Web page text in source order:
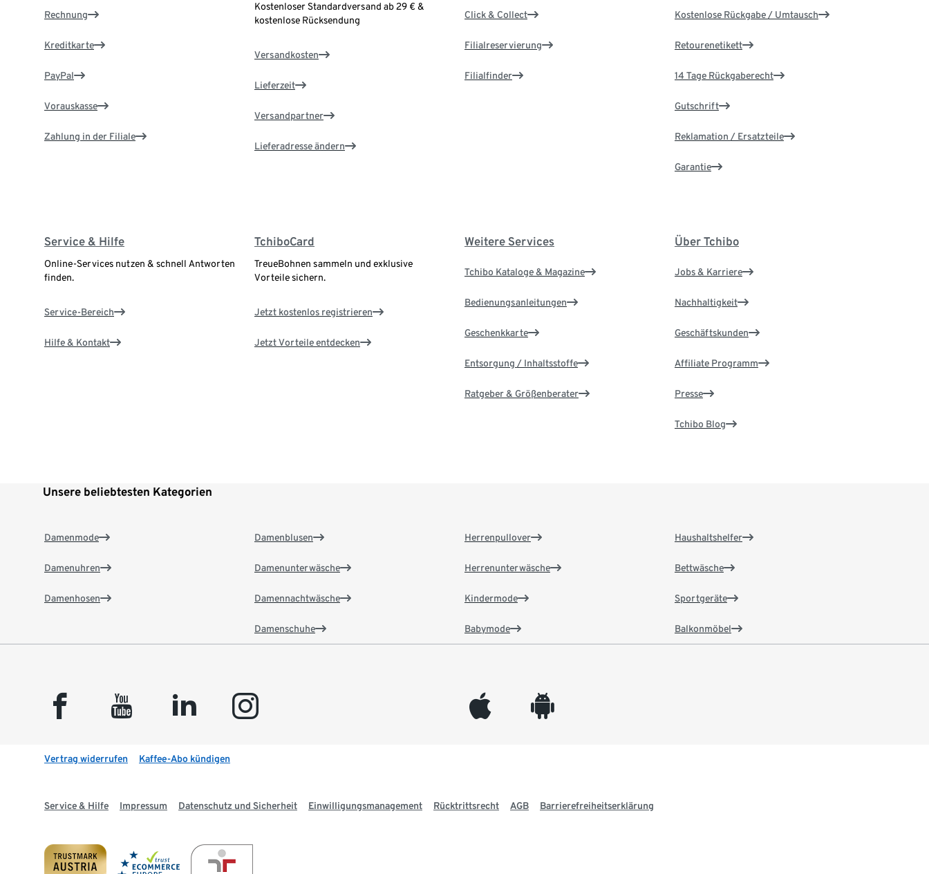
Rechnung
Kreditkarte
PayPal
Vorauskasse
Zahlung in der Filiale
Kostenloser Standardversand ab 29 € &
kostenlose Rücksendung
Versandkosten
Lieferzeit
Versandpartner
Lieferadresse ändern
Click & Collect
Filialreservierung
Filialfinder
Kostenlose Rückgabe / Umtausch
Retourenetikett
14 Tage Rückgaberecht
Gutschrift
Reklamation / Ersatzteile
Garantie
Service & Hilfe
Online-Services nutzen & schnell Antworten
finden.
Service-Bereich
Hilfe & Kontakt
TchiboCard
TreueBohnen sammeln und exklusive
Vorteile sichern.
Jetzt kostenlos registrieren
Jetzt Vorteile entdecken
Weitere Services
Tchibo Kataloge & Magazine
Bedienungsanleitungen
Geschenkkarte
Entsorgung / Inhaltsstoffe
Ratgeber & Größenberater
Über Tchibo
Jobs & Karriere
Nachhaltigkeit
Geschäftskunden
Affiliate Programm
Presse
Tchibo Blog
Unsere beliebtesten Kategorien
Damenmode
Damenuhren
Damenhosen
Damenblusen
Damenunterwäsche
Damennachtwäsche
Damenschuhe
Herrenpullover
Herrenunterwäsche
Kindermode
Babymode
Haushaltshelfer
Bettwäsche
Sportgeräte
Balkonmöbel
facebook youtube linkedin instagram appleinc android
Vertrag widerrufen Kaffee-Abo kündigen
Service & Hilfe Impressum Datenschutz und Sicherheit Einwilligungsmanagement Rücktrittsrecht AGB Barrierefreiheitserklärung